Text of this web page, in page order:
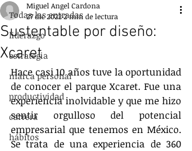
Todas las entradas
liderazgo
estrategia
marca personal
productividad
carrera
hábitos
Sustentable por diseño:
Xcaret
Miguel Angel Cardona
27 dic 20222 min de lectura
Hace casi 10 años tuve la oportunidad
de conocer el parque Xcaret. Fue una
experiencia inolvidable y que me hizo
sentir orgulloso del potencial
empresarial que tenemos en México.
Se trata de una experiencia de 360